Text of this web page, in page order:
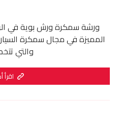
ورشة سمكرة ورش بوية في
المميزة في مجال سمكرة
والتي
اقرأ